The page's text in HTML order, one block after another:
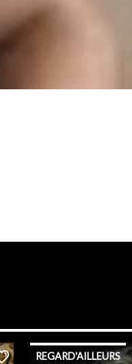
REGARD'AILLEURS